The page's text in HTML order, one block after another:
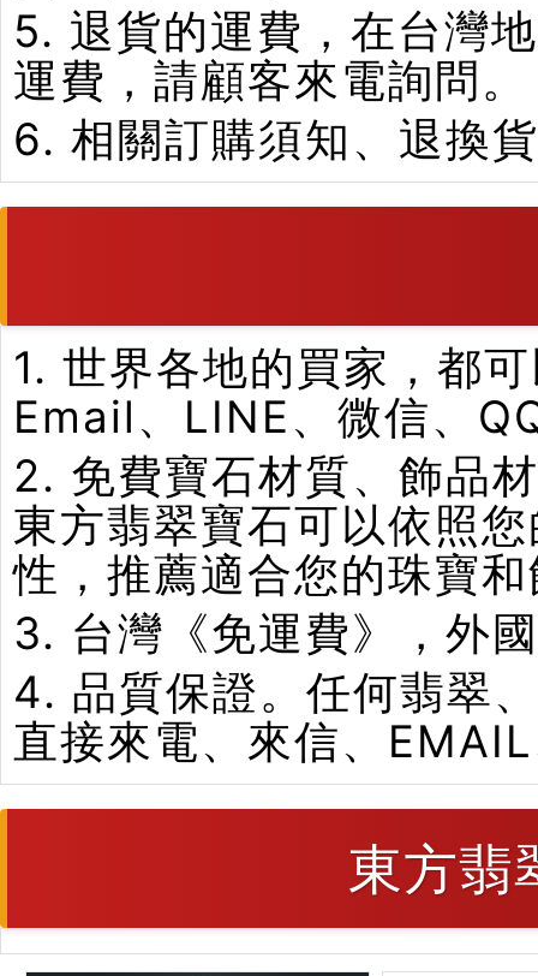
5. 退貨的運費，在台灣
運費，請顧客來電詢問。
6. 相關訂購須知、退換
1. 世界各地的買家，都
Email、LINE、微信、
2. 免費寶石材質、飾品
東方翡翠寶石可以依照
性，推薦適合您的珠寶
3. 台灣《免運費》，外
4. 品質保證。任何翡翠
直接來電、來信、
東方翡